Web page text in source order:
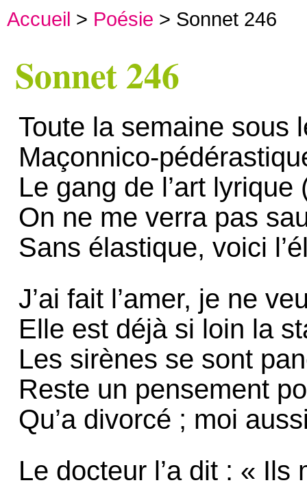
Accueil > Poésie > Sonnet 246
Sonnet 246
Toute la semaine sous
Maçonnico-
Le gang de l’art lyrique
On ne me verra pas
Sans élastique, voici
J’ai fait l’amer, je ne
Elle est déjà si loin la
Les sirènes se sont
Reste un pensement
Qu’a divorcé ; moi
Le docteur l’a dit : «